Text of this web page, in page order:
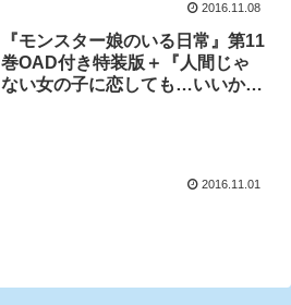
2016.11.08
『モンスター娘のいる日常』第11
巻OAD付き特装版＋『人間じゃ
ない女の子に恋しても…いいか
2016.11.01